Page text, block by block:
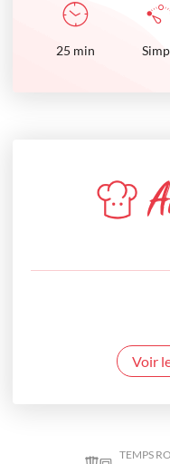
25 min
Voir
TEMPS